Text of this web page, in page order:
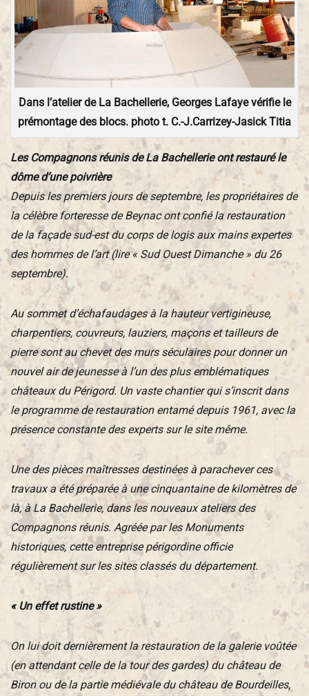
Dans l’atelier de La Bachellerie, Georges Lafaye vérifie le
prémontage des blocs. photo t. C.-J.Carrizey-Jasick Titia
Les Compagnons réunis de La Bachellerie ont restauré le
dôme d’une poivrière
Depuis les premiers jours de septembre, les propriétaires de
la célèbre forteresse de Beynac ont confié la restauration
de la façade sud-est du corps de logis aux mains expertes
des hommes de l’art (lire « Sud Ouest Dimanche » du 26
septembre).
Au sommet d’échafaudages à la hauteur vertigineuse,
charpentiers, couvreurs, lauziers, maçons et tailleurs de
pierre sont au chevet des murs séculaires pour donner un
nouvel air de jeunesse à l’un des plus emblématiques
châteaux du Périgord. Un vaste chantier qui s’inscrit dans
le programme de restauration entamé depuis 1961, avec la
présence constante des experts sur le site même.
Une des pièces maîtresses destinées à parachever ces
travaux a été préparée à une cinquantaine de kilomètres de
là, à La Bachellerie, dans les nouveaux ateliers des
Compagnons réunis. Agréée par les Monuments
historiques, cette entreprise périgordine officie
régulièrement sur les sites classés du département.
« Un effet rustine »
On lui doit dernièrement la restauration de la galerie voûtée
(en attendant celle de la tour des gardes) du château de
Biron ou de la partie médiévale du château de Bourdeilles,